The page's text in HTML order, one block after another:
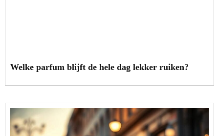
Welke parfum blijft de hele dag lekker ruiken?